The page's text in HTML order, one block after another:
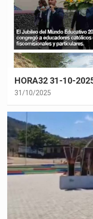
HORA32 31-10-
31/10/2025